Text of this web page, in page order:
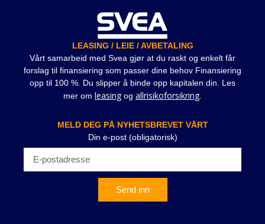
LEASING / LEIE / AVBETALING
Vårt samarbeid med Svea gjør at du raskt og enkelt får
forslag til finansiering som passer dine behov Finansiering
opp til 100 %. Du slipper å binde opp kapitalen din. Les
mer om leasingog allrisikoforsikring.
MELD DEG PÅ NYHETSBREVET VÅRT
Din e-post (obligatorisk)
Send inn